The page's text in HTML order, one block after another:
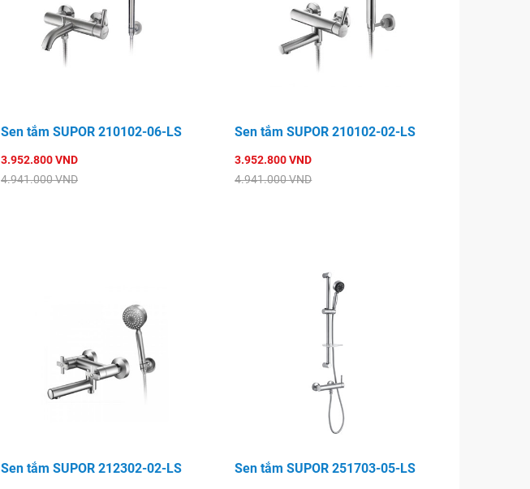
Sen tắm SUPOR 210102-06-LS
3.952.800 VND
4.941.000 VND
Sen tắm SUPOR 210102-02-LS
3.952.800 VND
4.941.000 VND
Sen tắm SUPOR 212302-02-LS Sen tắm SUPOR 251703-05-LS